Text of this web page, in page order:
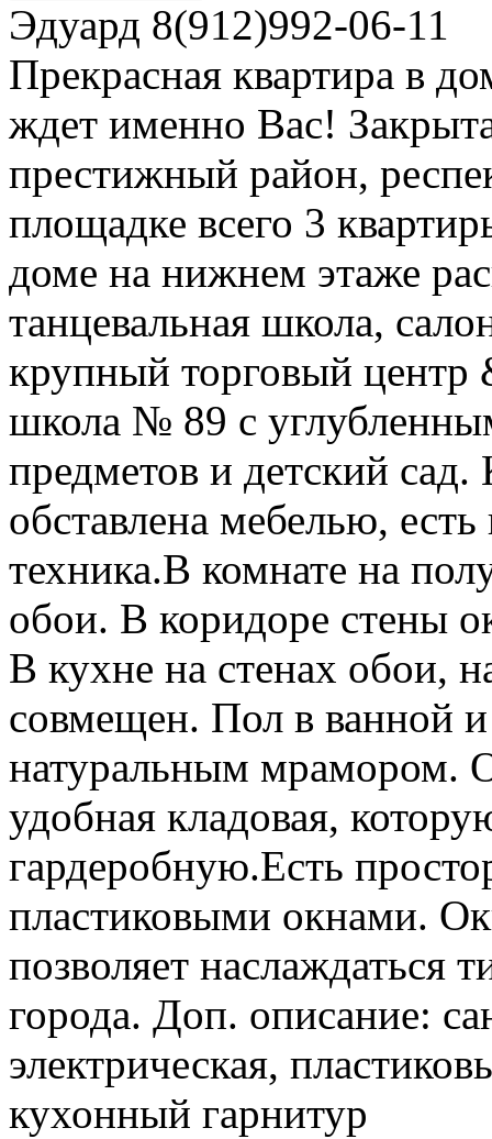
Эдуард 8(912)992-06-11
Прекрасная квартира в
ждет именно Вас!
престижный район,
площадке всего 3
доме на нижнем этаже
танцевальная школа,
крупный торговый
школа № 89 с
предметов и детский
обставлена мебелью,
техника.В комнате на
обои. В коридоре стены
В кухне на стенах обои,
совмещен. Пол в ванной
натуральным мрамором.
удобная кладовая,
гардеробную.Есть
пластиковыми окнами.
позволяет наслаждаться
города. Доп. описание:
электрическая,
кухонный гарнитур